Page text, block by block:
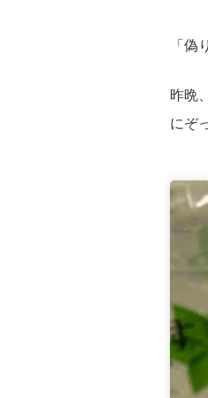
「偽
昨晩
にぞ